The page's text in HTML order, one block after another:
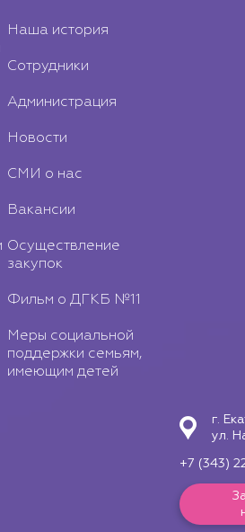
Наша история
Сотрудники
Администрация
Новости
СМИ о нас
Вакансии
Осуществление
закупок
Фильм о ДГКБ №11
Меры социальной
поддержки семьям,
имеющим детей
г.
ул.
+7 (343)